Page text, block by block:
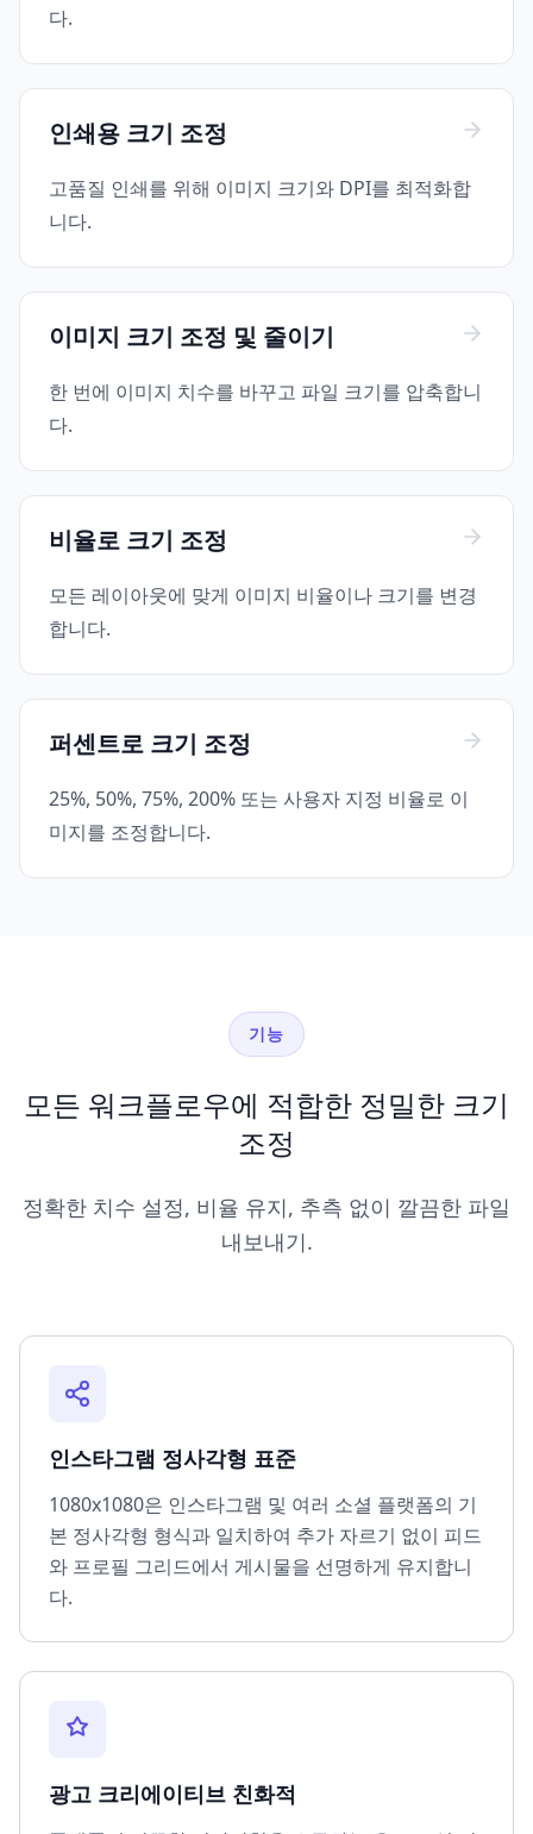
다.
인쇄용 크기 조정
고품질 인쇄를 위해 이미지 크기와 DPI를 최적화합
니다.
이미지 크기 조정 및 줄이기
한 번에 이미지 치수를 바꾸고 파일 크기를 압축합니
다.
비율로 크기 조정
모든 레이아웃에 맞게 이미지 비율이나 크기를 변경
합니다.
퍼센트로 크기 조정
25%, 50%, 75%, 200% 또는 사용자 지정 비율로 이
미지를 조정합니다.
기능
모든 워크플로우에 적합한 정밀한 크기
조정
정확한 치수 설정, 비율 유지, 추측 없이 깔끔한 파일
내보내기.
인스타그램 정사각형 표준
1080x1080은 인스타그램 및 여러 소셜 플랫폼의 기
본 정사각형 형식과 일치하여 추가 자르기 없이 피드
와 프로필 그리드에서 게시물을 선명하게 유지합니
다.
광고 크리에이티브 친화적